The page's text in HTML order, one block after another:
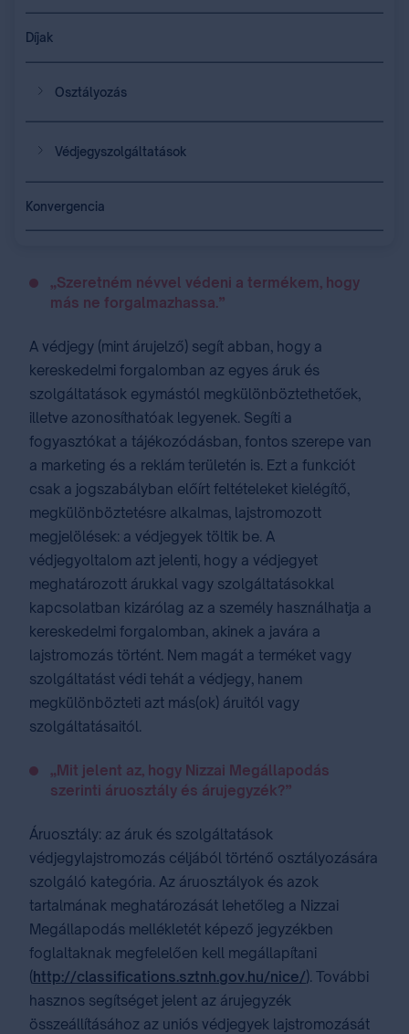
Díjak
Osztályozás
Védjegyszolgáltatások
Konvergencia
„Szeretném névvel védeni a termékem, hogy
más ne forgalmazhassa.”
A védjegy (mint árujelző) segít abban, hogy a
kereskedelmi forgalomban az egyes áruk és
szolgáltatások egymástól megkülönböztethetőek,
illetve azonosíthatóak legyenek. Segíti a
fogyasztókat a tájékozódásban, fontos szerepe van
a marketing és a reklám területén is. Ezt a funkciót
csak a jogszabályban előírt feltételeket kielégítő,
megkülönböztetésre alkalmas, lajstromozott
megjelölések: a védjegyek töltik be. A
védjegyoltalom azt jelenti, hogy a védjegyet
meghatározott árukkal vagy szolgáltatásokkal
kapcsolatban kizárólag az a személy használhatja a
kereskedelmi forgalomban, akinek a javára a
lajstromozás történt. Nem magát a terméket vagy
szolgáltatást védi tehát a védjegy, hanem
megkülönbözteti azt más(ok) áruitól vagy
szolgáltatásaitól.
„Mit jelent az, hogy Nizzai Megállapodás
szerinti áruosztály és árujegyzék?”
Áruosztály: az áruk és szolgáltatások
védjegylajstromozás céljából történő osztályozására
szolgáló kategória. Az áruosztályok és azok
tartalmának meghatározását lehetőleg a ⁣Nizzai
Megállapodás⁣ mellékletét képező jegyzékben
foglaltaknak megfelelően kell megállapítani
(http://classifications.sztnh.gov.hu/nice/). További
hasznos segítséget jelent az árujegyzék
összeállításához az uniós védjegyek lajstromozását